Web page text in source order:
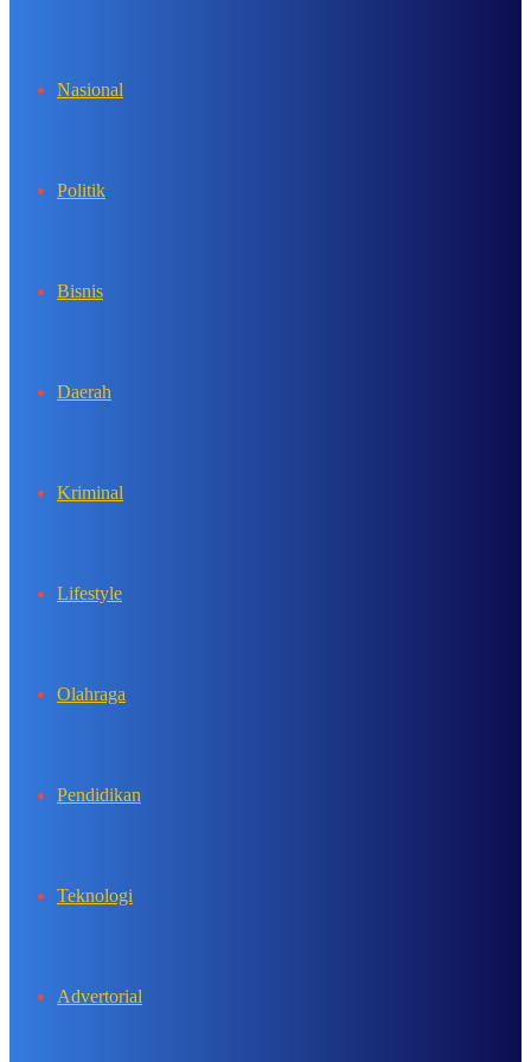
Nasional
Politik
Bisnis
Daerah
Kriminal
Lifestyle
Olahraga
Pendidikan
Teknologi
Advertorial